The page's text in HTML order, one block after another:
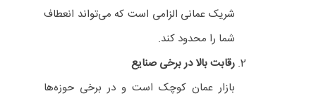
شریک عمانی الزامی است که می‌تواند انعطاف
شما را محدود کند.
رقابت بالا در برخی صنایع
بازار عمان کوچک است و در برخی حوزه‌ها